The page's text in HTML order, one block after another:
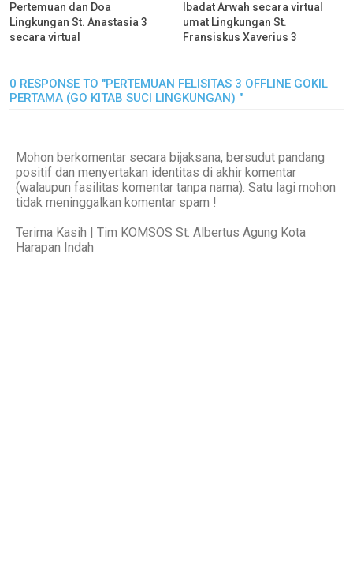
Pertemuan dan Doa
Lingkungan St. Anastasia 3
secara virtual
Ibadat Arwah secara virtual
umat Lingkungan St.
Fransiskus Xaverius 3
0 RESPONSE TO "PERTEMUAN FELISITAS 3 OFFLINE GOKIL
PERTAMA (GO KITAB SUCI LINGKUNGAN) "
Mohon berkomentar secara bijaksana, bersudut pandang
positif dan menyertakan identitas di akhir komentar
(walaupun fasilitas komentar tanpa nama). Satu lagi mohon
tidak meninggalkan komentar spam !
Terima Kasih | Tim KOMSOS St. Albertus Agung Kota
Harapan Indah